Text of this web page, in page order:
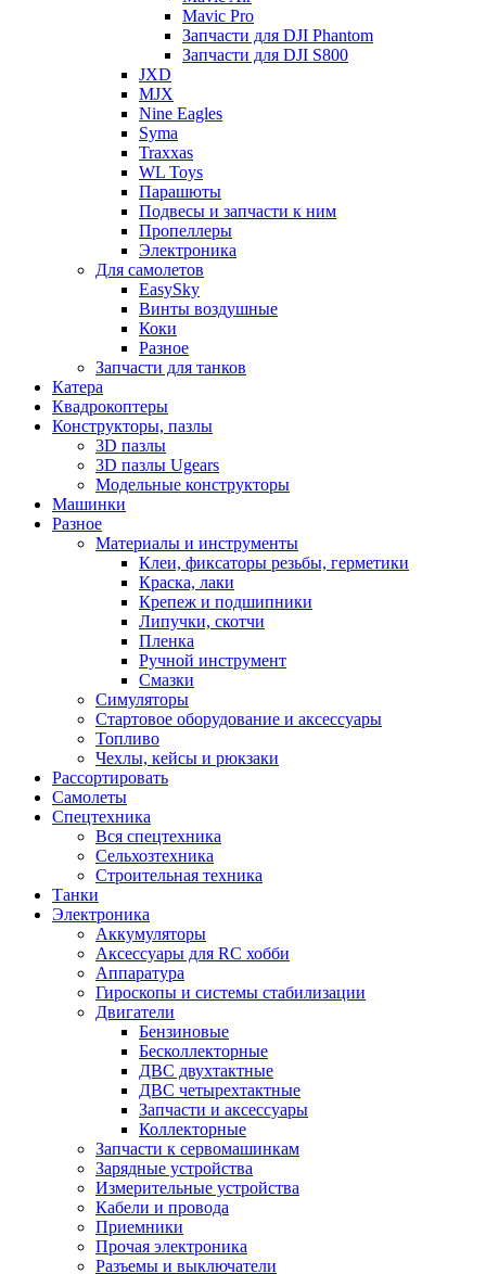
Mavic Pro
Запчасти для DJI Phantom
Запчасти для DJI S800
JXD
MJX
Nine Eagles
Syma
Traxxas
WL Toys
Парашюты
Подвесы и запчасти к ним
Пропеллеры
Электроника
Для самолетов
EasySky
Винты воздушные
Коки
Разное
Запчасти для танков
Катера
Квадрокоптеры
Конструкторы, пазлы
3D пазлы
3D пазлы Ugears
Модельные конструкторы
Машинки
Разное
Материалы и инструменты
Клеи, фиксаторы резьбы, герметики
Краска, лаки
Крепеж и подшипники
Липучки, скотчи
Пленка
Ручной инструмент
Смазки
Симуляторы
Стартовое оборудование и аксессуары
Топливо
Чехлы, кейсы и рюкзаки
Рассортировать
Самолеты
Спецтехника
Вся спецтехника
Сельхозтехника
Строительная техника
Танки
Электроника
Аккумуляторы
Аксессуары для RC хобби
Аппаратура
Гироскопы и системы стабилизации
Двигатели
Бензиновые
Бесколлекторные
ДВС двухтактные
ДВС четырехтактные
Запчасти и аксессуары
Коллекторные
Запчасти к сервомашинкам
Зарядные устройства
Измерительные устройства
Кабели и провода
Приемники
Прочая электроника
Разъемы и выключатели